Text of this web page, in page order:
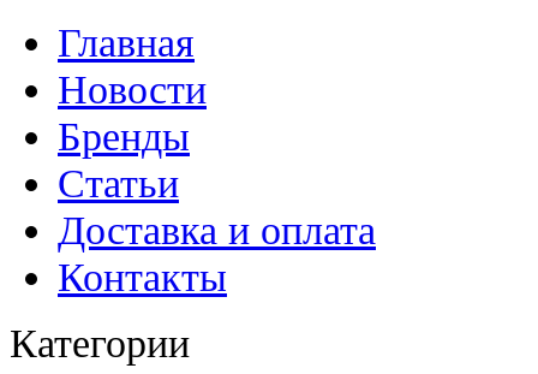
Главная
Новости
Бренды
Статьи
Доставка и оплата
Контакты
Категории